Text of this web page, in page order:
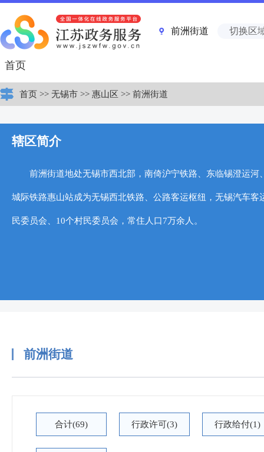
前洲街道 切换区
首页
首页 >> 无锡市 >> 惠山区 >> 前洲街道
辖区简介
前洲街道地处无锡市西北部，南倚沪宁铁路、东临锡澄运
城际铁路惠山站成为无锡西北铁路、公路客运枢纽，无锡汽车
民委员会、10个村民委员会，常住人口7万余人。